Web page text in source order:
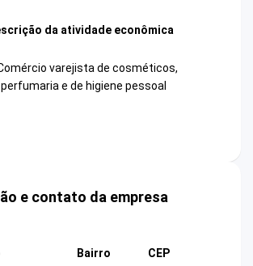
da atividade econômica
varejista de cosméticos,
e de higiene pessoal
e contato da empresa
Bairro
CEP